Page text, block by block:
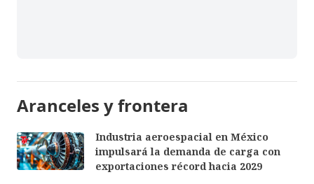
Aranceles y frontera
Industria aeroespacial en México
impulsará la demanda de carga con
exportaciones récord hacia 2029